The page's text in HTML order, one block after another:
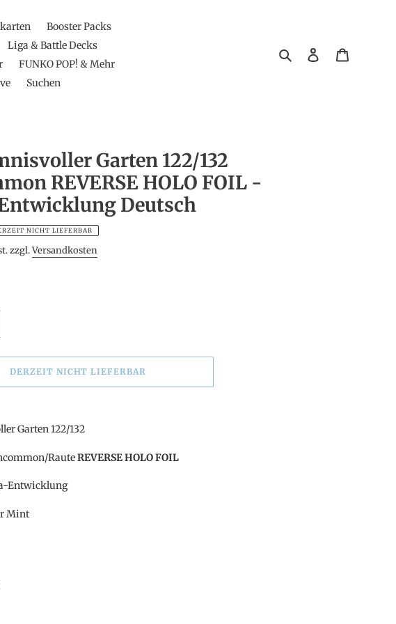
Booster Packs
Liga & Battle Decks
FUNKO POP! & Mehr
Suchen
Suchen Einloggen
Garten 122/132
REVERSE HOLO FOIL -
Deutsch
NICHT LIEFERBAR
zzgl.Versandkosten
DERZEIT NICHT LIEFERBAR
Garten 122/132
RauteREVERSE HOLO FOIL
Entwicklung
Mint